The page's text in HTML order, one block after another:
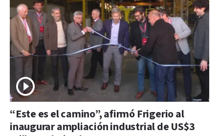
“Este es el camino”, afirmó Frigerio al
inaugurar ampliación industrial de US$3